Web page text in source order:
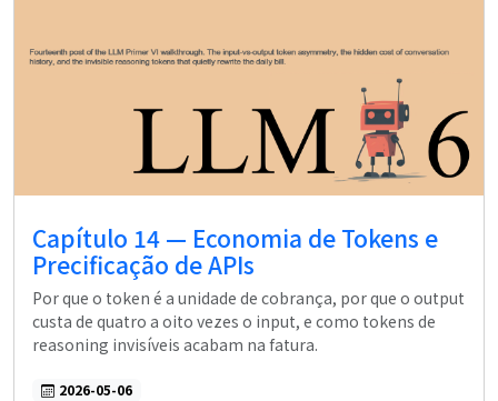
Capítulo 14 — Economia de Tokens e
Precificação de APIs
Por que o token é a unidade de cobrança, por que o output
custa de quatro a oito vezes o input, e como tokens de
reasoning invisíveis acabam na fatura.
2026-05-06